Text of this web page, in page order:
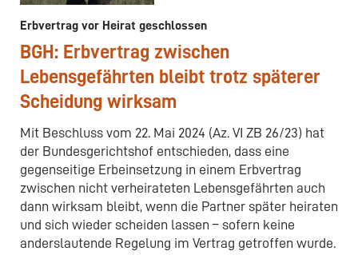
Erbvertrag vor Heirat geschlossen
BGH: Erbvertrag zwischen
Lebensgefährten bleibt trotz späterer
Scheidung wirksam
Mit Beschluss vom 22. Mai 2024 (Az. VI ZB 26/23) hat
der Bundesgerichtshof entschieden, dass eine
gegenseitige Erbeinsetzung in einem Erbvertrag
zwischen nicht verheirateten Lebensgefährten auch
dann wirksam bleibt, wenn die Partner später heiraten
und sich wieder scheiden lassen – sofern keine
anderslautende Regelung im Vertrag getroffen wurde.